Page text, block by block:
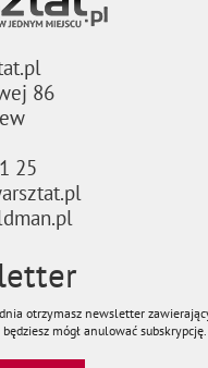
86
25
otrzymasz newsletter
mógł anulować subskrypcję.